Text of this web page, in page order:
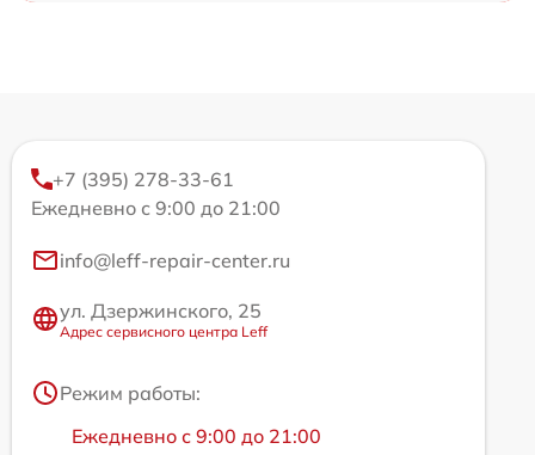
+7 (395) 278-33-61
Ежедневно с 9:00 до 21:00
info@leff-repair-center.ru
ул. Дзержинского, 25
Адрес сервисного центра Leff
Режим работы:
Ежедневно с 9:00 до 21:00